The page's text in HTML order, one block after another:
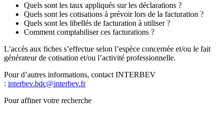
Quels sont les taux appliqués sur les déclarations ?
Quels sont les cotisations à prévoir lors de la facturation ?
Quels sont les libellés de facturation à utiliser ?
Comment comptabiliser ces facturations ?
L’accès aux fiches s’effectue selon l’espèce concernée et/ou le fait
générateur de cotisation et/ou l’activité professionnelle.
Pour d’autres informations, contact INTERBEV
: interbev.bdc@interbev.fr
Pour affiner votre recherche